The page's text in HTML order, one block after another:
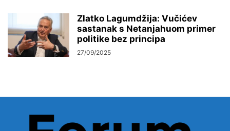
Zlatko Lagumdžija: Vučićev
sastanak s Netanjahuom primer
politike bez principa
27/09/2025